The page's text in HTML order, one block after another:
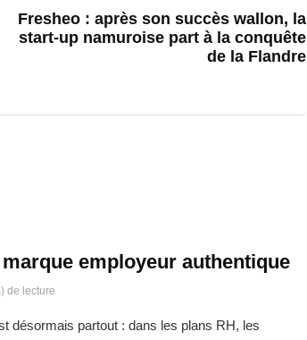
Fresheo : après son succès wallon, la
start-up namuroise part à la conquête
de la Flandre
employeur authentique
de lecture
désormais partout : dans les plans RH, les